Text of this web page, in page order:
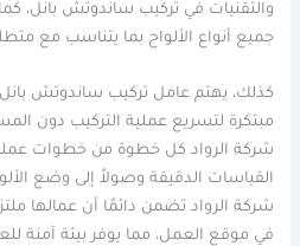
والتقنيات في تركيب ساندوتش بانل،
جميع أنواع الألواح بما يتناسب مع
كذلك، يهتم عامل تركيب ساندوتش
مبتكرة لتسريع عملية التركيب دون
شركة الرواد كل خطوة من خطوات عملية
القياسات الدقيقة وصولاً إلى وضع
شركة الرواد تضمن دائمًا أن عمالها
في موقع العمل، مما يوفر بيئة آمنة